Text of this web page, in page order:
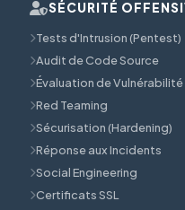
SÉCURITÉ
Tests d'Intrusion (Pentest)
Audit de Code Source
Évaluation de Vulnérabilité
Red Teaming
Sécurisation (Hardening)
Réponse aux Incidents
Social Engineering
Certificats SSL